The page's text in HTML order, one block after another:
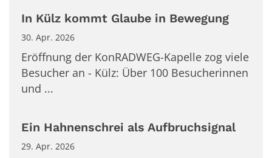
In Külz kommt Glaube in Bewegung
30. Apr. 2026
Eröffnung der KonRADWEG-Kapelle zog viele
Besucher an - Külz: Über 100 Besucherinnen
und ...
Ein Hahnenschrei als Aufbruchsignal
29. Apr. 2026